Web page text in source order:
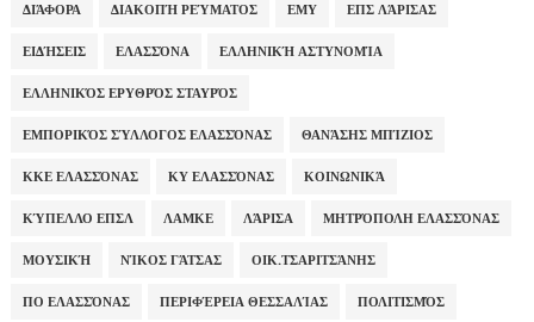
ΔΙΆΦΟΡΑ ΔΙΑΚΟΠΉ ΡΕΎΜΑΤΟΣ ΕΜΥ ΕΠΣ ΛΆΡΙΣΑΣ
ΕΙΔΉΣΕΙΣ ΕΛΑΣΣΌΝΑ ΕΛΛΗΝΙΚΉ ΑΣΤΥΝΟΜΊΑ
ΕΛΛΗΝΙΚΌΣ ΕΡΥΘΡΌΣ ΣΤΑΥΡΌΣ
ΕΜΠΟΡΙΚΌΣ ΣΎΛΛΟΓΟΣ ΕΛΑΣΣΌΝΑΣ ΘΑΝΆΣΗΣ ΜΠΊΖΙΟΣ
ΚΚΕ ΕΛΑΣΣΌΝΑΣ ΚΥ ΕΛΑΣΣΌΝΑΣ ΚΟΙΝΩΝΙΚΆ
ΚΎΠΕΛΛΟ ΕΠΣΛ ΛΑΜΚΕ ΛΆΡΙΣΑ ΜΗΤΡΌΠΟΛΗ ΕΛΑΣΣΌΝΑΣ
ΜΟΥΣΙΚΉ ΝΊΚΟΣ ΓΆΤΣΑΣ ΟΙΚ.ΤΣΑΡΙΤΣΆΝΗΣ
ΠΟ ΕΛΑΣΣΌΝΑΣ ΠΕΡΙΦΈΡΕΙΑ ΘΕΣΣΑΛΊΑΣ ΠΟΛΙΤΙΣΜΌΣ